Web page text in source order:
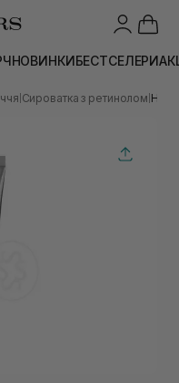
НОВИНКИБЕСТСЕЛЕРИ
Сироватка з ретинолом